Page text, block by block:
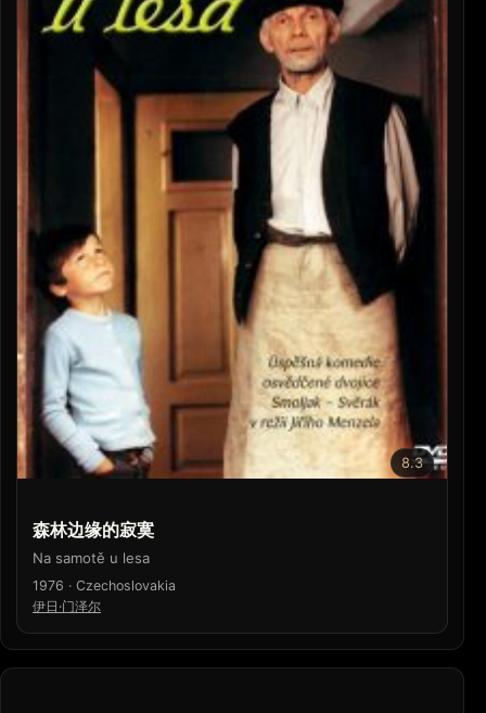
8.3
森林边缘的寂寞
Na samotě u lesa
1976 · Czechoslovakia
伊日·门泽尔